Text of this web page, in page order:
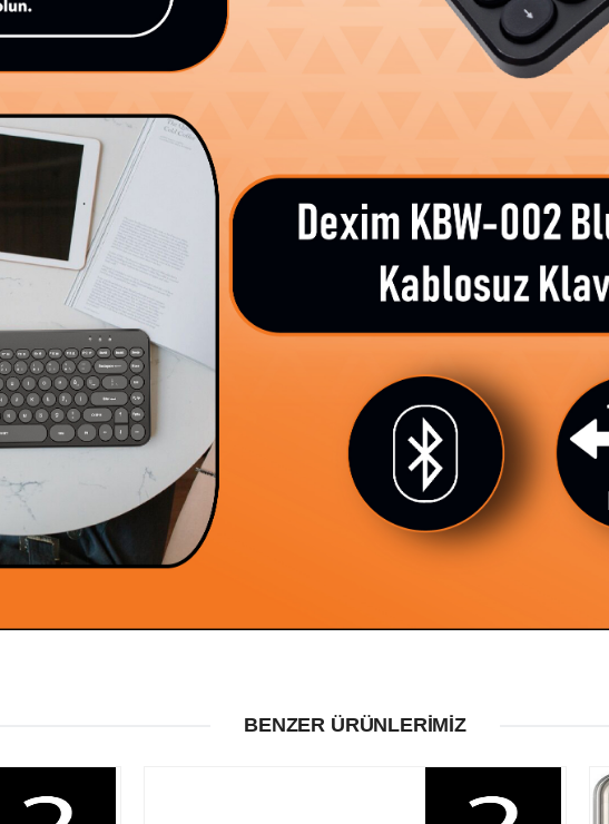
BENZER ÜRÜNLERIMIZ